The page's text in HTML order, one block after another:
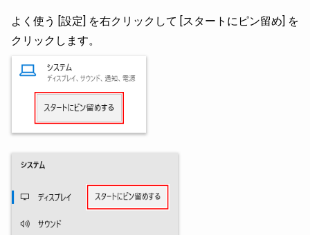
よく使う [設定] を右クリックして [スタートにピン留め] を
クリックします。